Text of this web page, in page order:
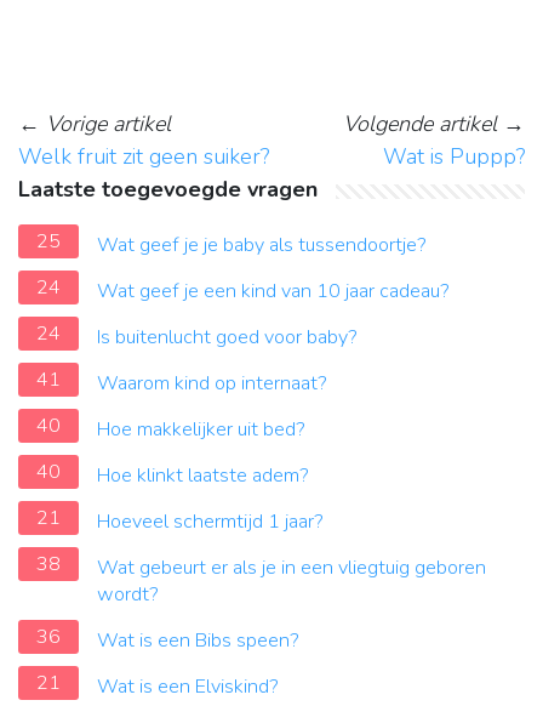
← Vorige artikel
Welk fruit zit geen suiker?
Volgende artikel→
Wat is Puppp?
Laatste toegevoegde vragen
25
Wat geef je je baby als tussendoortje?
24
Wat geef je een kind van 10 jaar cadeau?
24
Is buitenlucht goed voor baby?
41
Waarom kind op internaat?
40
Hoe makkelijker uit bed?
40
Hoe klinkt laatste adem?
21
Hoeveel schermtijd 1 jaar?
38
Wat gebeurt er als je in een vliegtuig geboren
wordt?
36
Wat is een Bibs speen?
21
Wat is een Elviskind?